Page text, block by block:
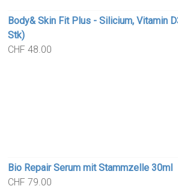
Body& Skin Fit Plus - Silicium, Vitamin
Stk)
CHF 48.00
Bio Repair Serum mit Stammzelle 30ml
CHF 79.00